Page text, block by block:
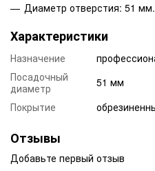
Диаметр отверстия: 51 мм.
Характеристики
Назначение
Посадочный
диаметр
51 мм
Покрытие
Отзывы
Добавьте первый отзыв